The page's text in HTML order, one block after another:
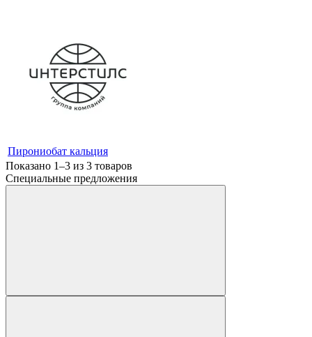
Пирониобат кальция
Показано 1–3 из 3 товаров
Специальные предложения